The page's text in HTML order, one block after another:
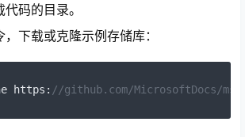
码的目录。
下载或克隆示例存储库：
https : //github.com/MicrosoftDocs/